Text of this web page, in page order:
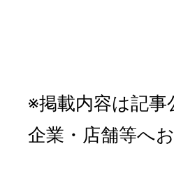
※掲載内容は記
企業・店舗等へ